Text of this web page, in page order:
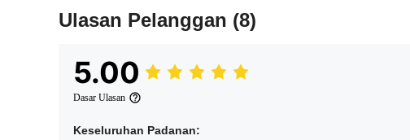
Ulasan Pelanggan (8)
5.00
Dasar Ulasan
Keseluruhan Padanan: